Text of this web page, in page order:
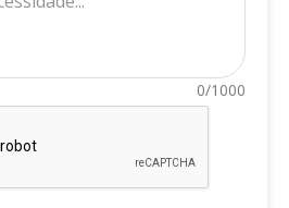
0/1000